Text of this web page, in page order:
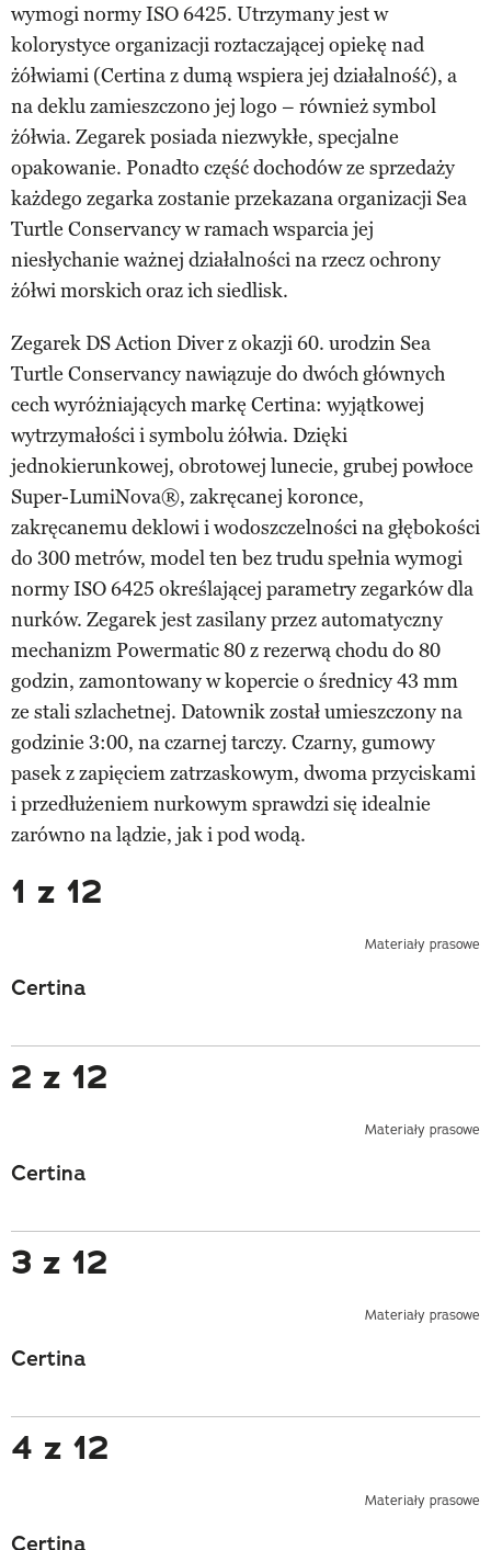
wymogi normy ISO 6425. Utrzymany jest w
kolorystyce organizacji roztaczającej opiekę nad
żółwiami (Certina z dumą wspiera jej działalność), a
na deklu zamieszczono jej logo – również symbol
żółwia. Zegarek posiada niezwykłe, specjalne
opakowanie. Ponadto część dochodów ze sprzedaży
każdego zegarka zostanie przekazana organizacji Sea
Turtle Conservancy w ramach wsparcia jej
niesłychanie ważnej działalności na rzecz ochrony
żółwi morskich oraz ich siedlisk.
Zegarek DS Action Diver z okazji 60. urodzin Sea
Turtle Conservancy nawiązuje do dwóch głównych
cech wyróżniających markę Certina: wyjątkowej
wytrzymałości i symbolu żółwia. Dzięki
jednokierunkowej, obrotowej lunecie, grubej powłoce
Super-LumiNova®, zakręcanej koronce,
zakręcanemu deklowi i wodoszczelności na głębokości
do 300 metrów, model ten bez trudu spełnia wymogi
normy ISO 6425 określającej parametry zegarków dla
nurków. Zegarek jest zasilany przez automatyczny
mechanizm Powermatic 80 z rezerwą chodu do 80
godzin, zamontowany w kopercie o średnicy 43 mm
ze stali szlachetnej. Datownik został umieszczony na
godzinie 3:00, na czarnej tarczy. Czarny, gumowy
pasek z zapięciem zatrzaskowym, dwoma przyciskami
i przedłużeniem nurkowym sprawdzi się idealnie
zarówno na lądzie, jak i pod wodą.
1 z 12
Materiały prasowe
Certina
2 z 12
Materiały prasowe
Certina
3 z 12
Materiały prasowe
Certina
4 z 12
Materiały prasowe
Certina